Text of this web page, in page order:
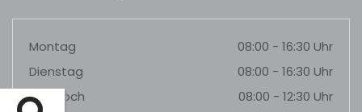
Montag
08:00 - 16:30 Uhr
Dienstag
08:00 - 16:30 Uhr
Mittwoch
08:00 - 12:30 Uhr